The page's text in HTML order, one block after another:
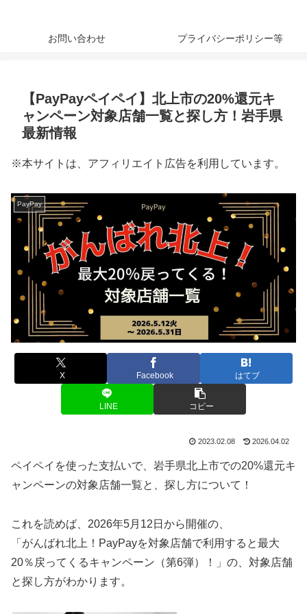
お問い合わせ プライバシーポリシー等
【PayPayペイペイ】北上市の20%還元キ
ャンペーン対象店舗一覧と探し方！岩手県
最新情報
※本サイトは、アフィリエイト広告を利用しています。
PayPay
X Facebook はてブ
LINE コピー
2023.02.08 2026.04.02
ペイペイを使った支払いで、岩手県北上市での20%還元キ
ャンペーンの対象店舗一覧と、探し方について！
これを読めば、2026年5月12日から開催の、
「がんばれ北上！PayPayを対象店舗で利用すると最大
20％戻ってくるキャンペーン（第6弾）！」の、対象店舗
と探し方がわかります。